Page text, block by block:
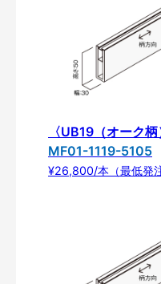
〈UB19（オーク柄
MF01-1119-5105
¥26,800/本（最低発